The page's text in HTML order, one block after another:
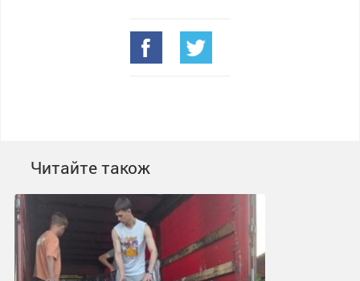
Читайте також